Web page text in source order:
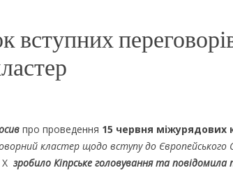
вступних
про проведення 15 червня міжурядових
кластер щодо вступу до Європейського
Х зробило Кіпрське головування та повідомила